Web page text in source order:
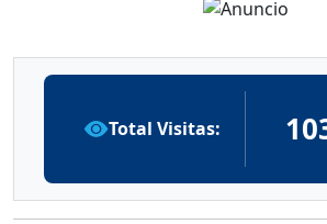
Total Visitas: